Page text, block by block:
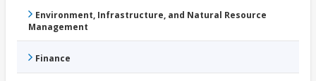
Environment, Infrastructure, and Natural Resource
Management
Finance